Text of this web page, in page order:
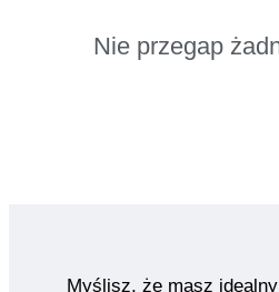
Nie przegap
Myślisz, że masz